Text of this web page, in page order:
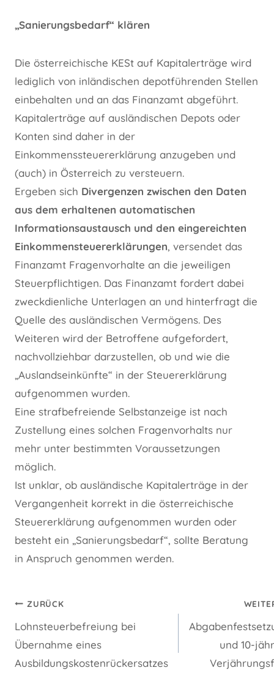
„Sanierungsbedarf“ klären
Die österreichische KESt auf Kapitalerträge wird
lediglich von inländischen depotführenden Stellen
einbehalten und an das Finanzamt abgeführt.
Kapitalerträge auf ausländischen Depots oder
Konten sind daher in der
Einkommenssteuererklärung anzugeben und
(auch) in Österreich zu versteuern.
Ergeben sich Divergenzen zwischen den Daten
aus dem erhaltenen automatischen
Informationsaustausch und den eingereichten
Einkommensteuererklärungen, versendet das
Finanzamt Fragenvorhalte an die jeweiligen
Steuerpflichtigen. Das Finanzamt fordert dabei
zweckdienliche Unterlagen an und hinterfragt die
Quelle des ausländischen Vermögens. Des
Weiteren wird der Betroffene aufgefordert,
nachvollziehbar darzustellen, ob und wie die
„Auslandseinkünfte“ in der Steuererklärung
aufgenommen wurden.
Eine strafbefreiende Selbstanzeige ist nach
Zustellung eines solchen Fragenvorhalts nur
mehr unter bestimmten Voraussetzungen
möglich.
Ist unklar, ob ausländische Kapitalerträge in der
Vergangenheit korrekt in die österreichische
Steuererklärung aufgenommen wurden oder
besteht ein „Sanierungsbedarf“, sollte Beratung
in Anspruch genommen werden.
Beitragsnavigation
ZURÜCK
Lohnsteuerbefreiung bei
Übernahme eines
Ausbildungskostenrückersatzes
und 10-